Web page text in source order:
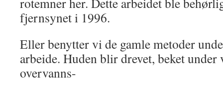
fjernsynet i 1996.
Eller benytter vi de gamle metoder
arbeide. Huden blir drevet, beket
overvanns-